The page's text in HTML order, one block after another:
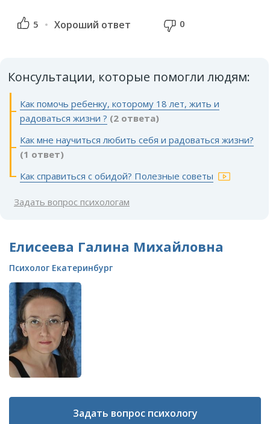
5 Хороший ответ 0
Консультации, которые помогли людям:
Как помочь ребенку, которому 18 лет, жить и
радоваться жизни ? (2 ответа)
Как мне научиться любить себя и радоваться жизни?
(1 ответ)
Как справиться с обидой? Полезные советы
Задать вопрос психологам
Елисеева Галина Михайловна
Психолог Екатеринбург
Задать вопрос психологу